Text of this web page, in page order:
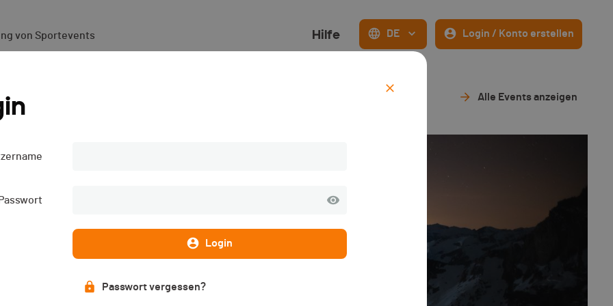
Passwort
Login
Passwort vergessen?
von Sportevents Hilfe DE Login / Konto erstellen
2026 Alle Events anzeigen